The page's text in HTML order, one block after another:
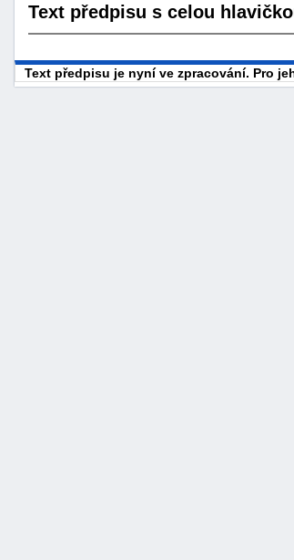
Text předpisu s celou
Text předpisu je nyní ve zpracování. Pro